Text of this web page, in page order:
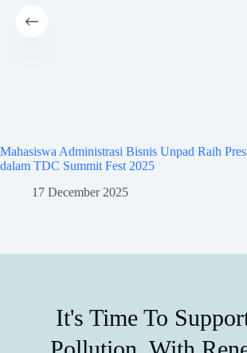
Mahasiswa Administrasi Bisnis Unpad Raih
dalam TDC Summit Fest 2025
17 December 2025
It's Time To